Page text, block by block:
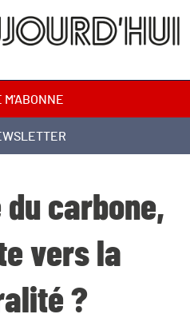
M'ABONNE
du carbone,
vers la
?